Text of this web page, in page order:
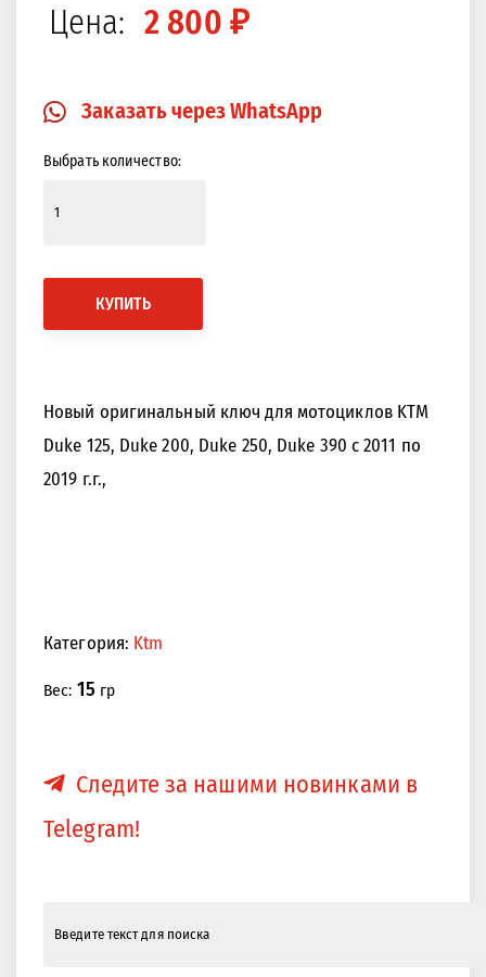
Цена: 2 800 ₽
Заказать через WhatsApp
Выбрать количество:
КУПИТЬ
Новый оригинальный ключ для мотоциклов KTM
Duke 125, Duke 200, Duke 250, Duke 390 с 2011 по
2019 г.г.,
Категория: Ktm
Вес: 15гр
Следите за нашими новинками в
Telegram!